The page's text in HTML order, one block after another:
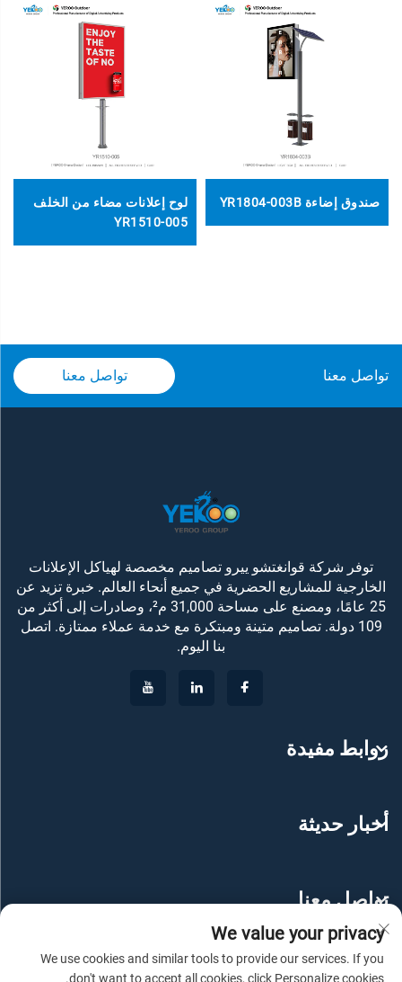
صندوق إضاءة YR1804-003B
لوح إعلانات مضاء من الخلف
YR1510-005
تواصل معنا تواصل معنا
توفر شركة قوانغتشو ييرو تصاميم مخصصة لهياكل الإعلانات
الخارجية للمشاريع الحضرية في جميع أنحاء العالم. خبرة تزيد عن
25 عامًا، ومصنع على مساحة 31,000 م²، وصادرات إلى أكثر من
109 دولة. تصاميم متينة ومبتكرة مع خدمة عملاء ممتازة. اتصل
بنا اليوم.
روابط مفيدة
أخبار حديثة
تواصل معنا
We value your privacy
We use cookies and similar tools to provide our services. If you
don't want to accept all cookies, click Personalize cookies.